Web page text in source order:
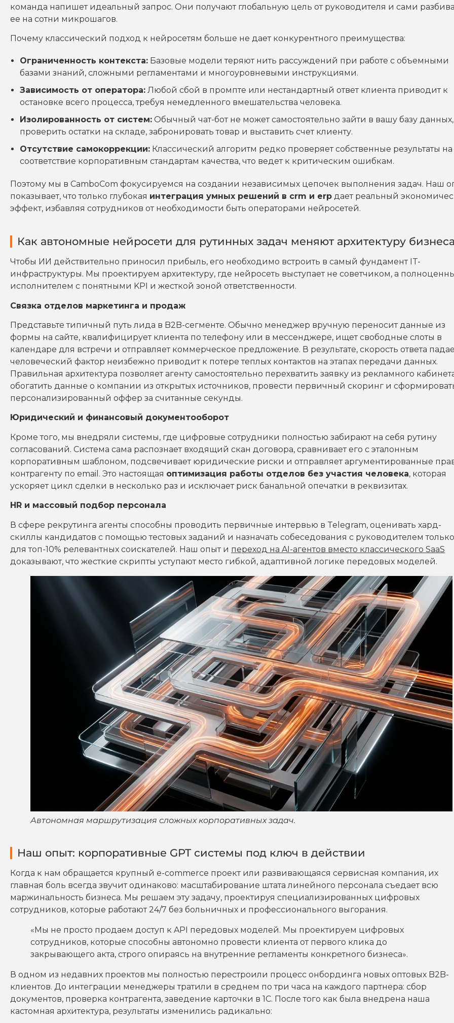
команда напишет идеальный запрос. Они получают глобальную цель от руководителя и сами
ее на сотни микрошагов.
Почему классический подход к нейросетям больше не дает конкурентного преимущества:
Ограниченность контекста: Базовые модели теряют нить рассуждений при работе с объемными
базами знаний, сложными регламентами и многоуровневыми инструкциями.
Зависимость от оператора: Любой сбой в промпте или нестандартный ответ клиента приводит к
остановке всего процесса, требуя немедленного вмешательства человека.
Изолированность от систем: Обычный чат-бот не может самостоятельно зайти в вашу базу данных,
проверить остатки на складе, забронировать товар и выставить счет клиенту.
Отсутствие самокоррекции: Классический алгоритм редко проверяет собственные результаты на
соответствие корпоративным стандартам качества, что ведет к критическим ошибкам.
Поэтому мы в CamboCom фокусируемся на создании независимых цепочек выполнения задач. Наш
показывает, что только глубокая интеграция умных решений в crm и erp дает реальный
эффект, избавляя сотрудников от необходимости быть операторами нейросетей.
Как автономные нейросети для рутинных задач меняют архитектуру бизнеса
Чтобы ИИ действительно приносил прибыль, его необходимо встроить в самый фундамент IT-
инфраструктуры. Мы проектируем архитектуру, где нейросеть выступает не советчиком, а
исполнителем с понятными KPI и жесткой зоной ответственности.
Связка отделов маркетинга и продаж
Представьте типичный путь лида в B2B-сегменте. Обычно менеджер вручную переносит данные из
формы на сайте, квалифицирует клиента по телефону или в мессенджере, ищет свободные слоты в
календаре для встречи и отправляет коммерческое предложение. В результате, скорость ответа
человеческий фактор неизбежно приводит к потере теплых контактов на этапах передачи данных.
Правильная архитектура позволяет агенту самостоятельно перехватить заявку из рекламного
обогатить данные о компании из открытых источников, провести первичный скоринг и
персонализированный оффер за считанные секунды.
Юридический и финансовый документооборот
Кроме того, мы внедряли системы, где цифровые сотрудники полностью забирают на себя рутину
согласований. Система сама распознает входящий скан договора, сравнивает его с эталонным
корпоративным шаблоном, подсвечивает юридические риски и отправляет аргументированные
контрагенту по email. Это настоящая оптимизация работы отделов без участия человека, которая
ускоряет цикл сделки в несколько раз и исключает риск банальной опечатки в реквизитах.
HR и массовый подбор персонала
В сфере рекрутинга агенты способны проводить первичные интервью в Telegram, оценивать хард-
скиллы кандидатов с помощью тестовых заданий и назначать собеседования с руководителем только
для топ-10% релевантных соискателей. Наш опыт и переход на AI-агентов вместо классического SaaS
доказывают, что жесткие скрипты уступают место гибкой, адаптивной логике передовых моделей.
Автономная маршрутизация сложных корпоративных задач.
Наш опыт: корпоративные GPT системы под ключ в действии
Когда к нам обращается крупный e-commerce проект или развивающаяся сервисная компания, их
главная боль всегда звучит одинаково: масштабирование штата линейного персонала съедает всю
маржинальность бизнеса. Мы решаем эту задачу, проектируя специализированных цифровых
сотрудников, которые работают 24/7 без больничных и профессионального выгорания.
«Мы не просто продаем доступ к API передовых моделей. Мы проектируем цифровых
сотрудников, которые способны автономно провести клиента от первого клика до
закрывающего акта, строго опираясь на внутренние регламенты конкретного бизнеса».
В одном из недавних проектов мы полностью перестроили процесс онбординга новых оптовых B2B-
клиентов. До интеграции менеджеры тратили в среднем по три часа на каждого партнера: сбор
документов, проверка контрагента, заведение карточки в 1С. После того как была внедрена наша
кастомная архитектура, результаты изменились радикально: